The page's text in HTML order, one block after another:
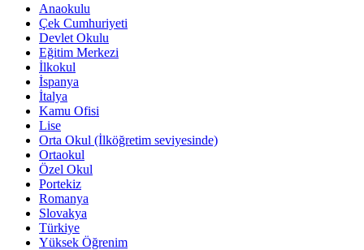
Anaokulu
Çek Cumhuriyeti
Devlet Okulu
Eğitim Merkezi
İlkokul
İspanya
İtalya
Kamu Ofisi
Lise
Orta Okul (İlköğretim seviyesinde)
Ortaokul
Özel Okul
Portekiz
Romanya
Slovakya
Türkiye
Yüksek Öğrenim